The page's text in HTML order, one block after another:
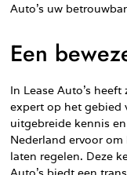
Auto’s uw
Een
In Lease Auto’s
expert op het gebied
uitgebreide kennis
Nederland ervoor
laten regelen. Deze